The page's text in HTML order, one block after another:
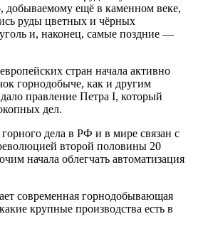
добываемому ещё в каменном веке,
руды цветных и чёрных
и, наконец, самые поздние —
стран начала активно
горнодобыче, как и другим
правление Петра I, который
дел.
дела в РФ и в мире связан с
второй половины 20
начала облегчать автоматизация
современная горнодобывающая
крупные производства есть в